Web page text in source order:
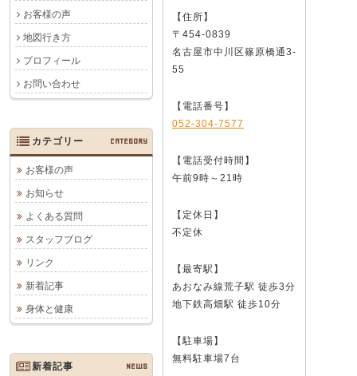
お客様の声
地図行き方
プロフィール
お問い合わせ
【住所】
〒454-0839
名古屋市中川区篠原橋通3-
55
【電話番号】
052-304-7577
【電話受付時間】
午前9時～21時
【定休日】
不定休
【最寄駅】
あおなみ線荒子駅 徒歩3分
地下鉄高畑駅 徒歩10分
【駐車場】
無料駐車場7台
カテゴリー CATEGORY
お客様の声
お知らせ
よくある質問
スタッフブログ
リンク
新着記事
身体と健康
新着記事 NEWS